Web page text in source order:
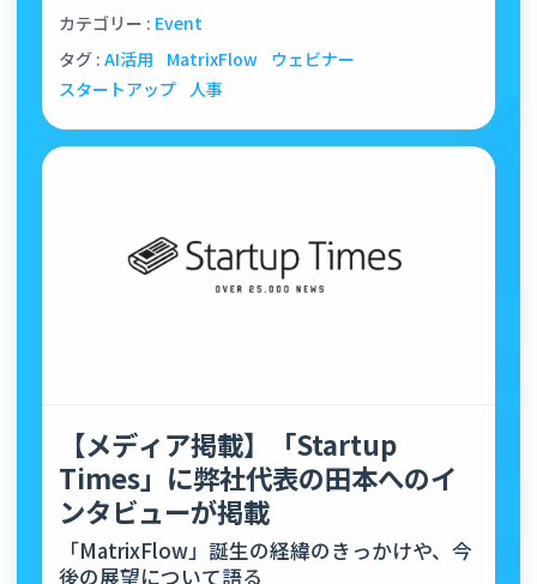
カテゴリー : Event
タグ : AI活用 MatrixFlow ウェビナー
スタートアップ 人事
【メディア掲載】「Startup
Times」に弊社代表の田本へのイ
ンタビューが掲載
「MatrixFlow」誕生の経緯のきっかけや、今
後の展望について語る